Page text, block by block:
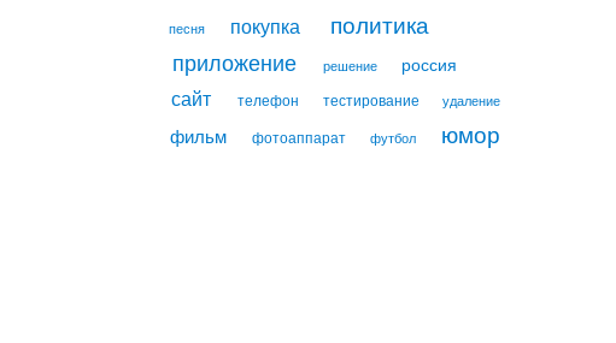
песня покупка политика
приложение решение россия
сайт телефон тестирование удаление
фильм фотоаппарат футбол юмор